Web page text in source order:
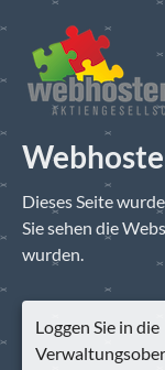
Dieses Seite
Sie sehen die
wurden.
Loggen Sie in die